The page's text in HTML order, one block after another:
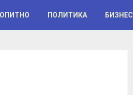
ПОЛИТИКА БИЗНЕС